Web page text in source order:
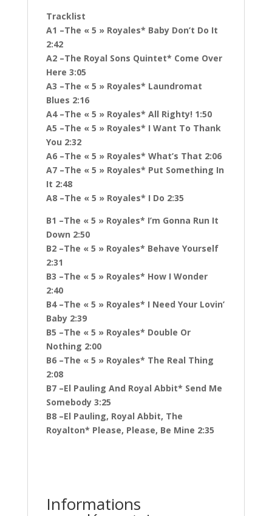
Tracklist
A1 –The « 5 » Royales* Baby Don’t Do It
2:42
A2 –The Royal Sons Quintet* Come Over
Here 3:05
A3 –The « 5 » Royales* Laundromat
Blues 2:16
A4 –The « 5 » Royales* All Righty! 1:50
A5 –The « 5 » Royales* I Want To Thank
You 2:32
A6 –The « 5 » Royales* What’s That 2:06
A7 –The « 5 » Royales* Put Something In
It 2:48
A8 –The « 5 » Royales* I Do 2:35
B1 –The « 5 » Royales* I’m Gonna Run It
Down 2:50
B2 –The « 5 » Royales* Behave Yourself
2:31
B3 –The « 5 » Royales* How I Wonder
2:40
B4 –The « 5 » Royales* I Need Your Lovin’
Baby 2:39
B5 –The « 5 » Royales* Double Or
Nothing 2:00
B6 –The « 5 » Royales* The Real Thing
2:08
B7 –El Pauling And Royal Abbit* Send Me
Somebody 3:25
B8 –El Pauling, Royal Abbit, The
Royalton* Please, Please, Be Mine 2:35
Informations